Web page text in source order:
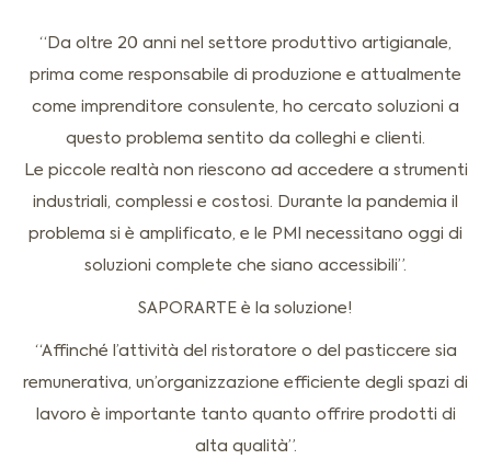
“Da oltre 20 anni nel settore produttivo artigianale,
prima come responsabile di produzione e attualmente
come imprenditore consulente, ho cercato soluzioni a
questo problema sentito da colleghi e clienti.
Le piccole realtà non riescono ad accedere a strumenti
industriali, complessi e costosi. Durante la pandemia il
problema si è amplificato, e le PMI necessitano oggi di
soluzioni complete che siano accessibili”.
SAPORARTE è la soluzione!
“Affinché l’attività del ristoratore o del pasticcere sia
remunerativa, un’organizzazione efficiente degli spazi di
lavoro è importante tanto quanto offrire prodotti di
alta qualità”.